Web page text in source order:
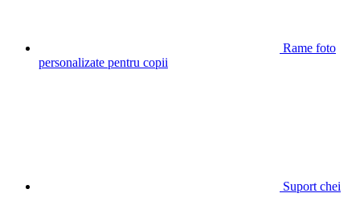
Rame foto
personalizate pentru copii
Suport chei